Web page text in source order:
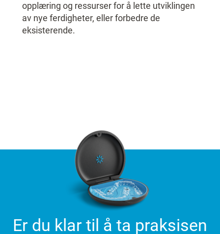
opplæring og ressurser for å lette utviklingen
av nye ferdigheter, eller forbedre de
eksisterende.
Er du klar til å ta praksisen